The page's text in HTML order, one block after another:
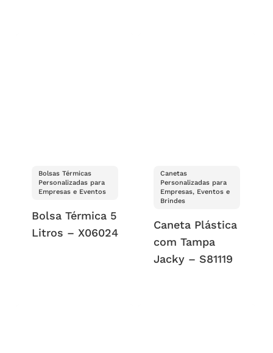
Bolsas Térmicas
Personalizadas para
Empresas e Eventos
Bolsa Térmica 5
Litros – X06024
Canetas
Personalizadas para
Empresas, Eventos e
Brindes
Caneta Plástica
com Tampa
Jacky – S81119